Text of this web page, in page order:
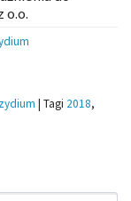
o.o.
| Tagi 2018,